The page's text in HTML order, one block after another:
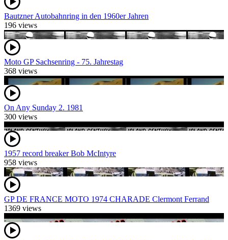
Bautzner Autobahnring in den 1960er Jahren
196 views
Moto GP Sachsenring - 75. Jahrestag
368 views
On Any Sunday 2. 1981
300 views
1957 record breaker Bob McIntyre
958 views
GP DE FRANCE MOTO 1974 CHARADE Clermont Ferrand
1369 views